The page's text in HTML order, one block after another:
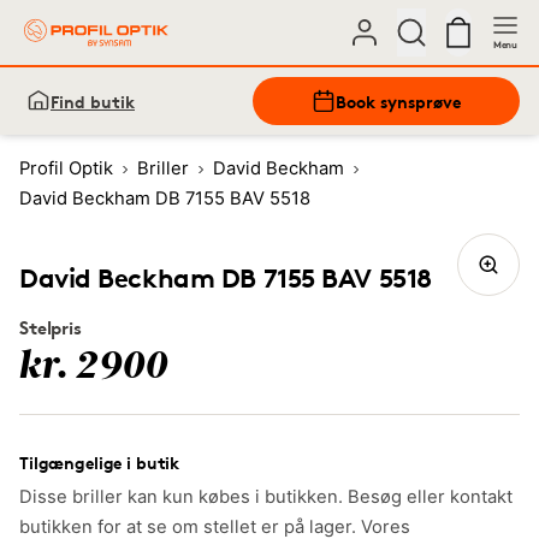
Menu
Find butik Book synsprøve
Profil Optik Briller
David Beckham
David Beckham DB 7155 BAV 5518
David Beckham DB 7155 BAV 5518
Stelpris
kr. 2900
Tilgængelige i butik
Disse briller kan kun købes i butikken. Besøg eller kontakt
butikken for at se om stellet er på lager. Vores